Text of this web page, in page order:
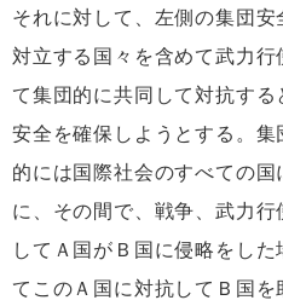
それに対して、左側の集団安
対立する国々を含めて武力
て集団的に共同して対抗す
安全を確保しようとする。
的には国際社会のすべての
に、その間で、戦争、武力
してＡ国がＢ国に侵略をし
てこのＡ国に対抗してＢ国を